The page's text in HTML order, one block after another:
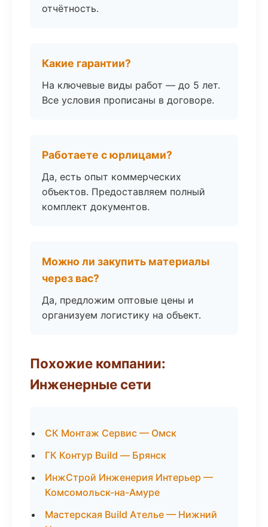
отчётность.
Какие гарантии?
На ключевые виды работ — до 5 лет.
Все условия прописаны в договоре.
Работаете с юрлицами?
Да, есть опыт коммерческих
объектов. Предоставляем полный
комплект документов.
Можно ли закупить материалы
через вас?
Да, предложим оптовые цены и
организуем логистику на объект.
Похожие компании:
Инженерные сети
СК Монтаж Сервис — Омск
ГК Контур Build — Брянск
ИнжСтрой Инженерия Интерьер —
Комсомольск-на-Амуре
Мастерская Build Ателье — Нижний